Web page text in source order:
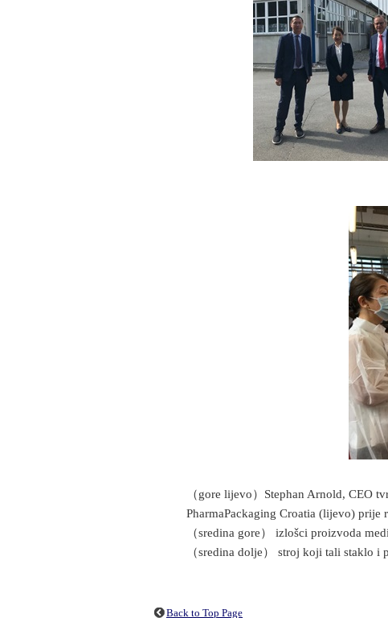
（gore lijevo）Stephan Arnold, CEO
PharmaPackaging Croatia (lijevo) prije
（sredina gore） izlošci proizvoda
（sredina dolje） stroj koji tali staklo i
Back to Top Page